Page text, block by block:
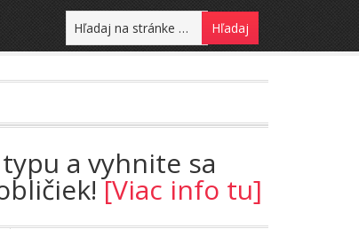
a vyhnite sa
[Viac info tu]